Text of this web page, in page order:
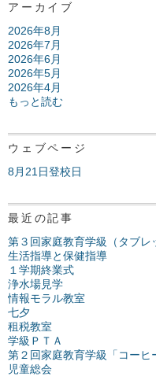
アーカイブ
2026年8月
2026年7月
2026年6月
2026年5月
2026年4月
もっと読む
ウェブページ
8月21日登校日
最近の記事
第３回家庭教育学級（タブレ
生活指導と保健指導
１学期終業式
浄水場見学
情報モラル教室
七夕
租税教室
学級ＰＴＡ
第２回家庭教育学級「コーヒ
児童総会